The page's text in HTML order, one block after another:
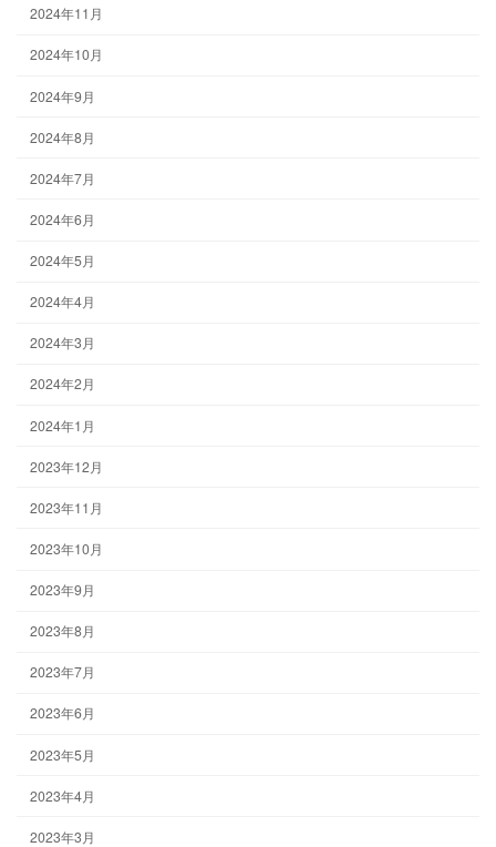
2024年11月
2024年10月
2024年9月
2024年8月
2024年7月
2024年6月
2024年5月
2024年4月
2024年3月
2024年2月
2024年1月
2023年12月
2023年11月
2023年10月
2023年9月
2023年8月
2023年7月
2023年6月
2023年5月
2023年4月
2023年3月